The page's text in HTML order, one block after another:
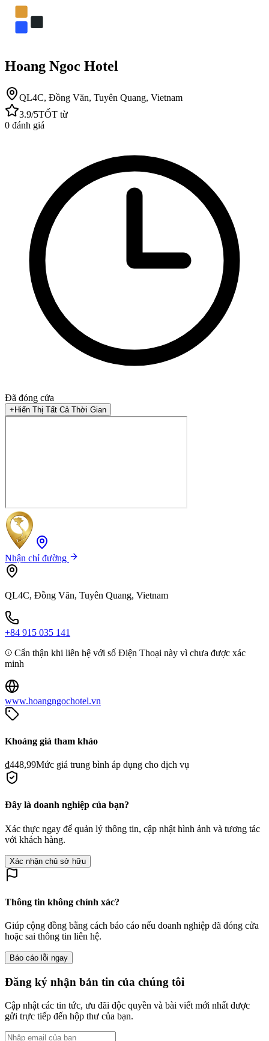
Hoang Ngoc Hotel
QL4C, Đồng Văn, Tuyên Quang, Vietnam
3.9/5TỐT từ
0 đánh giá
Đã đóng cửa
+Hiển Thị Tất Cả Thời Gian
Nhận chỉ đường
QL4C, Đồng Văn, Tuyên Quang, Vietnam
+84 915 035 141
Cẩn thận khi liên hệ với số Điện Thoại này vì chưa được xác
minh
www.hoangngochotel.vn
Khoảng giá tham khảo
₫448,99Mức giá trung bình áp dụng cho dịch vụ
Đây là doanh nghiệp của bạn?
Xác thực ngay để quản lý thông tin, cập nhật hình ảnh và tương tác
với khách hàng.
Xác nhận chủ sở hữu
Thông tin không chính xác?
Giúp cộng đồng bằng cách báo cáo nếu doanh nghiệp đã đóng cửa
hoặc sai thông tin liên hệ.
Báo cáo lỗi ngay
Đăng ký nhận bản tin của chúng tôi
Cập nhật các tin tức, ưu đãi độc quyền và bài viết mới nhất được
gửi trực tiếp đến hộp thư của bạn.